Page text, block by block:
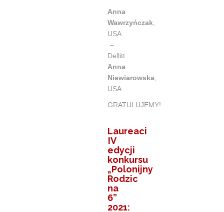
Anna
Wawrzyńczak
USA
–
Dellitt
Anna
Niewiarowska
USA
GRATULUJEMY!
Laureaci
IV
edycji
konkursu
„Polonijny
Rodzic
na
6”
2021: